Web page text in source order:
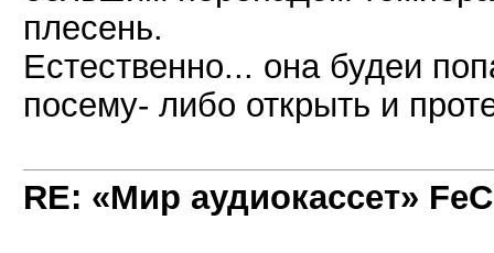
плесень.
Естественно... она будеи
посему- либо открыть и
RE: «Мир аудиокассет»